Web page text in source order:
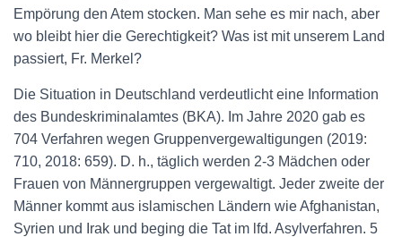
Empörung den Atem stocken. Man sehe es mir nach, aber
wo bleibt hier die Gerechtigkeit? Was ist mit unserem Land
passiert, Fr. Merkel?
Die Situation in Deutschland verdeutlicht eine Information
des Bundeskriminalamtes (BKA). Im Jahre 2020 gab es
704 Verfahren wegen Gruppenvergewaltigungen (2019:
710, 2018: 659). D. h., täglich werden 2-3 Mädchen oder
Frauen von Männergruppen vergewaltigt. Jeder zweite der
Männer kommt aus islamischen Ländern wie Afghanistan,
Syrien und Irak und beging die Tat im lfd. Asylverfahren. 5